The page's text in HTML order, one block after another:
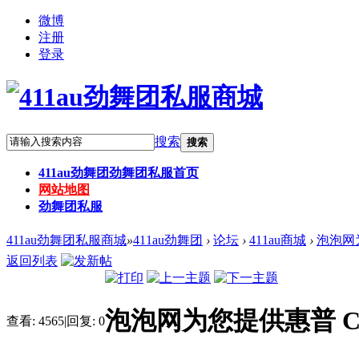
微博
注册
登录
搜索 搜索
411au劲舞团劲舞团私服首页
网站地图
劲舞团私服
411au劲舞团私服商城»411au劲舞团 › 论坛 › 411au商城 › 泡泡网
返回列表
查看: 4565|回复: 0泡泡网为您提供惠普